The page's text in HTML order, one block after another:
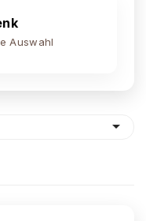
Auswahl
